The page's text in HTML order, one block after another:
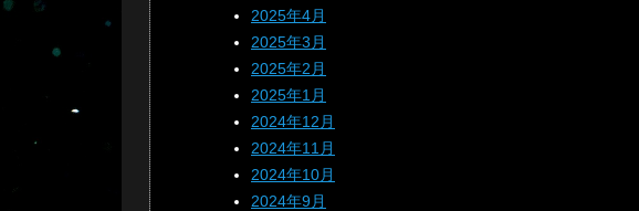
2025年4月
2025年3月
2025年2月
2025年1月
2024年12月
2024年11月
2024年10月
2024年9月